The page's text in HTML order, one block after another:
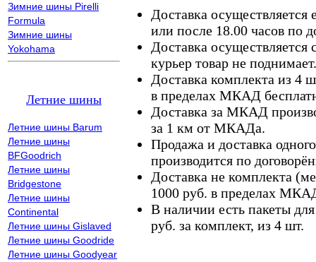
Зимние шины Pirelli
Formula
Зимние шины
Yokohama
Летние шины
Летние шины Barum
Летние шины
BFGoodrich
Летние шины
Bridgestone
Летние шины
Continental
Летние шины Gislaved
Летние шины Goodride
Летние шины Goodyear
Доставка осуществляется
или после 18.00 часов по
Доставка осуществляется
курьер товар не поднимает.
Доставка комплекта из 4
в пределах МКАД
Доставка за МКАД
за 1 км от МКАДа.
Продажа и доставка
производится по
Доставка не комплекта
1000 руб. в пределах
В наличии есть пакеты
руб. за комплект, из 4 шт.